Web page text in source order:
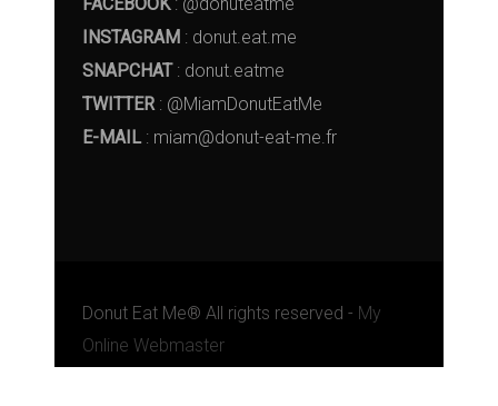
INSTAGRAM : donut.eat.me
SNAPCHAT: donut.eatme
TWITTER: @MiamDonutEatMe
E-MAIL: miam@donut-eat-me.fr
Donut Eat Me® All rights reserved - My
Online Webmaster